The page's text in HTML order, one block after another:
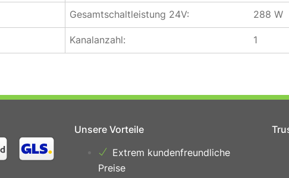
Gesamtschaltleistung 24V: 288 W
Kanalanzahl: 1
Unsere Vorteile
Extrem kundenfreundliche
Preise